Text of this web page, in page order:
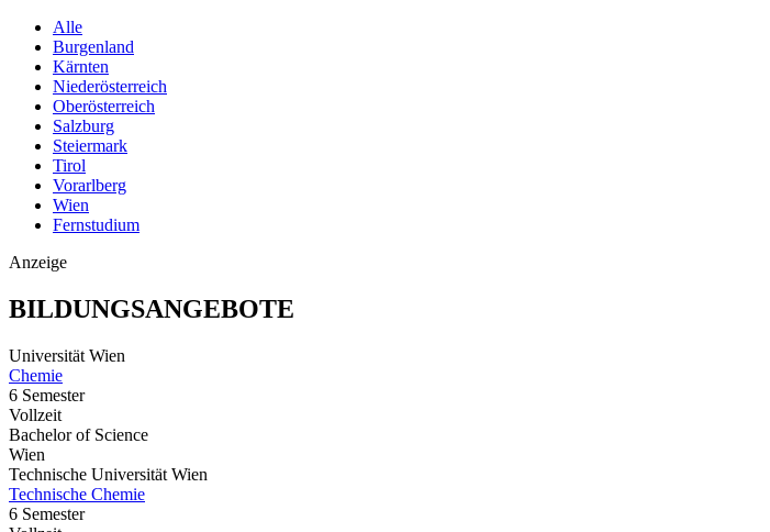
Alle
Burgenland
Kärnten
Niederösterreich
Oberösterreich
Salzburg
Steiermark
Tirol
Vorarlberg
Wien
Fernstudium
Anzeige
BILDUNGSANGEBOTE
Universität Wien
Chemie
6 Semester
Vollzeit
Bachelor of Science
Wien
Technische Universität Wien
Technische Chemie
6 Semester